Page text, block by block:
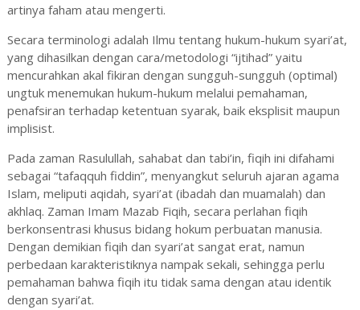
artinya faham atau mengerti.
Secara terminologi adalah Ilmu tentang hukum-hukum syari’at,
yang dihasilkan dengan cara/metodologi “ijtihad” yaitu
mencurahkan akal fikiran dengan sungguh-sungguh (optimal)
ungtuk menemukan hukum-hukum melalui pemahaman,
penafsiran terhadap ketentuan syarak, baik eksplisit maupun
implisist.
Pada zaman Rasulullah, sahabat dan tabi’in, fiqih ini difahami
sebagai “tafaqquh fiddin”, menyangkut seluruh ajaran agama
Islam, meliputi aqidah, syari’at (ibadah dan muamalah) dan
akhlaq. Zaman Imam Mazab Fiqih, secara perlahan fiqih
berkonsentrasi khusus bidang hokum perbuatan manusia.
Dengan demikian fiqih dan syari’at sangat erat, namun
perbedaan karakteristiknya nampak sekali, sehingga perlu
pemahaman bahwa fiqih itu tidak sama dengan atau identik
dengan syari’at.